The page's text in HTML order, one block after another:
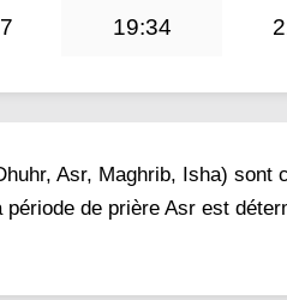
19:34
Asr, Maghrib, Isha) sont
de prière Asr est